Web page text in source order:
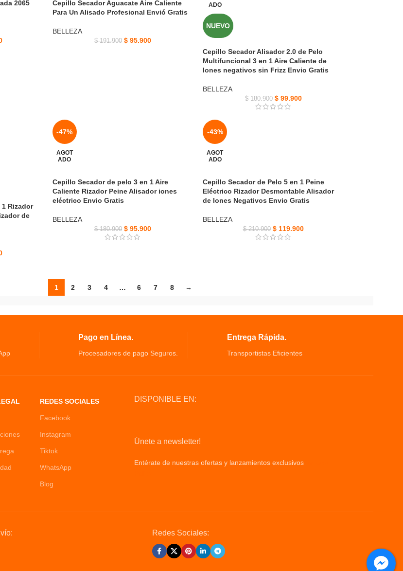
2065
Cepillo Secador Aguacate Aire Caliente
Para Un Alisado Profesional Envió Gratis
BELLEZA
$191.900 $95.900
ADO
NUEVO
Cepillo Secador Alisador 2.0 de Pelo
Multifuncional 3 en 1 Aire Caliente de
Iones negativos sin Frizz Envio Gratis
BELLEZA
$180.900 $99.900
Rizador
de
-47%
AGOT
ADO
Cepillo Secador de pelo 3 en 1 Aire
Caliente Rizador Peine Alisador iones
eléctrico Envio Gratis
BELLEZA
$180.900 $95.900
-43%
AGOT
ADO
Cepillo Secador de Pelo 5 en 1 Peine
Eléctrico Rizador Desmontable Alisador
de Iones Negativos Envio Gratis
BELLEZA
$210.900 $119.900
1 2 3 4 … 6 7 8 →
Pago en Línea.
Procesadores de pago Seguros.
Entrega Rápida.
Transportistas Eficientes
REDES SOCIALES
Facebook
Instagram
Tiktok
WhatsApp
Blog
DISPONIBLE EN:
Únete a newsletter!
Entérate de nuestras ofertas y lanzamientos exclusivos
Redes Sociales: